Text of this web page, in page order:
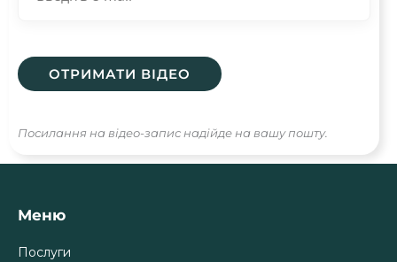
Посилання на відео-запис надійде на вашу пошту.
Меню
Послуги